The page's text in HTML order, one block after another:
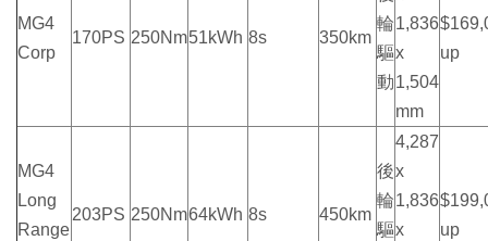
MG4
Corp
170PS 250Nm51kWh 8s 350km
輪
驅
動
1,836
x
1,504
mm
up
MG4
Long
Range
203PS 250Nm64kWh 8s 450km
後
輪
驅
4,287
x
1,836
x
up